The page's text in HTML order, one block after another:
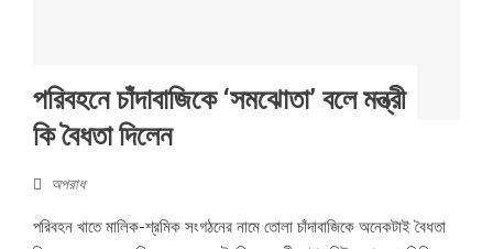
পরিবহনে চাঁদাবাজিকে ‘সমঝোতা’ বলে মন্ত্রী
কি বৈধতা দিলেন
অপরাধ
পরিবহন খাতে মালিক-শ্রমিক সংগঠনের নামে তোলা চাঁদাবাজিকে অনেকটাই বৈধতা